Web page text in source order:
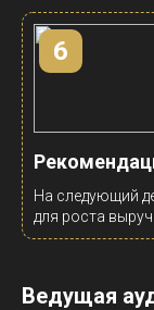
6
На следующий
для роста
Ведущая